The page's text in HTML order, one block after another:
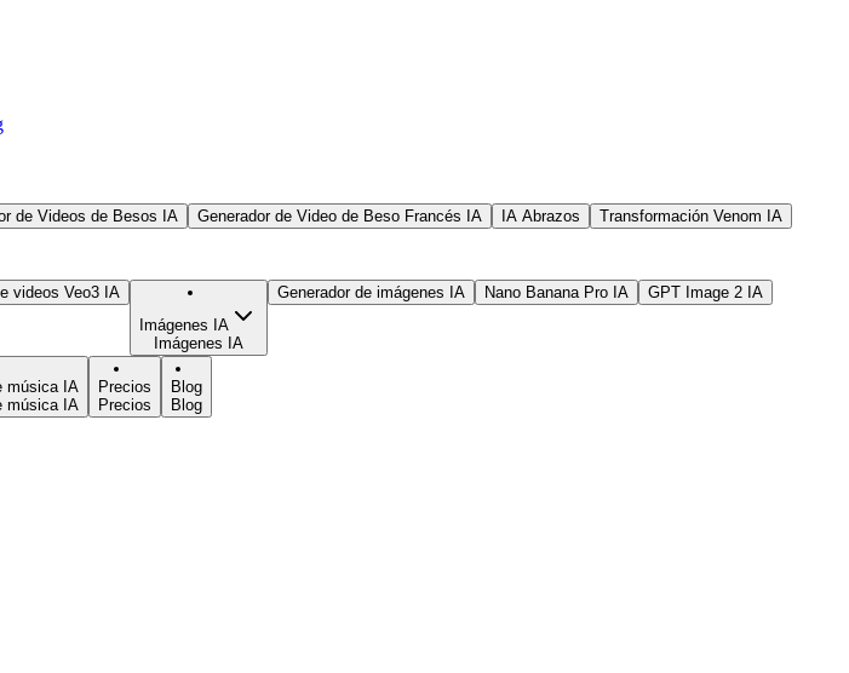
de Videos de Besos IA Generador de Video de Beso Francés IA IA Abrazos Transformación Venom IA
videos Veo3 IA
Imágenes IA
Imágenes IA
Generador de imágenes IA Nano Banana Pro IA GPT Image 2 IA
música IA
música IA
Precios
Precios
Blog
Blog